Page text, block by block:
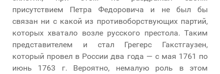
присутствием Петра Федоровича и не был бы
связан ни с какой из противоборствующих партий,
которых хватало возле русского престола. Таким
представителем и стал Грегерс Гакстгаузен,
который провел в России два года — с мая 1761 по
июнь 1763 г. Вероятно, немалую роль в этом